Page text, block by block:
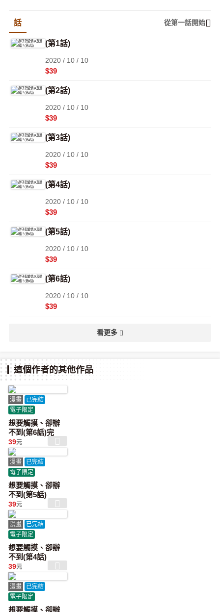
話 從第一話開始
(第1話)
2020 / 10 / 10
$39
(第2話)
2020 / 10 / 10
$39
(第3話)
2020 / 10 / 10
$39
(第4話)
2020 / 10 / 10
$39
(第5話)
2020 / 10 / 10
$39
(第6話)
2020 / 10 / 10
$39
看更多
這個作者的其他作品
漫畫
已完結
電子限定
想要觸摸、卻辦
不到(第6話)完
39元
漫畫
已完結
電子限定
想要觸摸、卻辦
不到(第5話)
39元
漫畫
已完結
電子限定
想要觸摸、卻辦
不到(第4話)
39元
漫畫
已完結
電子限定
想要觸摸、卻辦